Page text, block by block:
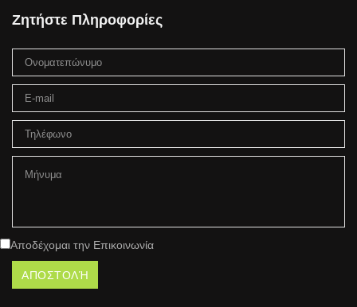
Ζητήστε Πληροφορίες
Αποδέχομαι την Επικοινωνία